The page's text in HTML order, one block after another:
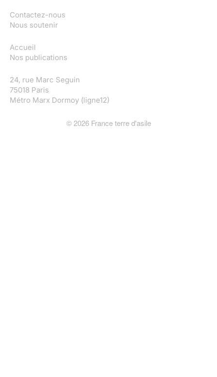
Contactez-nous
Nous soutenir
Accueil
Nos publications
24, rue Marc Seguin
75018 Paris
Métro Marx Dormoy (ligne12)
©2026France terre d'asile